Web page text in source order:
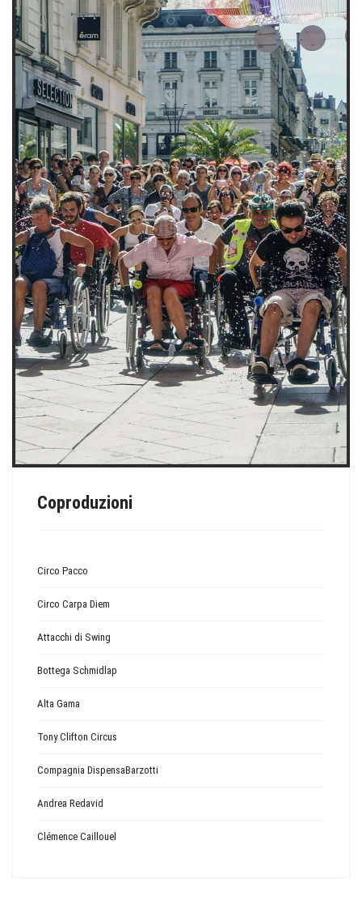
Coproduzioni
Circo Pacco
Circo Carpa Diem
Attacchi di Swing
Bottega Schmidlap
Alta Gama
Tony Clifton Circus
Compagnia DispensaBarzotti
Andrea Redavid
Clémence Caillouel